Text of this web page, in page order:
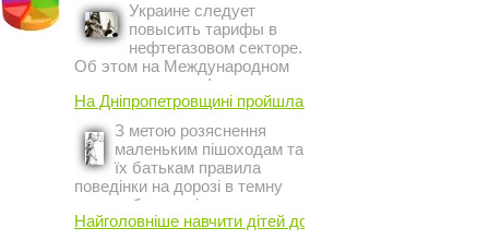
Украине следует
повысить тарифы в
нефтегазовом секторе.
Об этом на Международном
инвестиционном форуме в
Киеве заявил постоянный
представитель МВФ на
Украине Жером Ваше.
На Дніпропетровщині пройшла акція ...
З метою розяснення
маленьким пішоходам та
їх батькам правила
поведінки на дорозі в темну
пору доби, працівники сектору
профілактичної роботи відділу
Найголовніше навчити дітей дотримуватися ...